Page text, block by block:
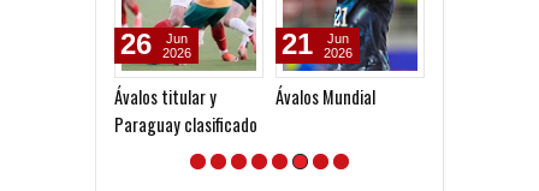
Ávalos titular y
Paraguay clasificado
26
Jun
2026
Ávalos Mundial
21
Jun
2026